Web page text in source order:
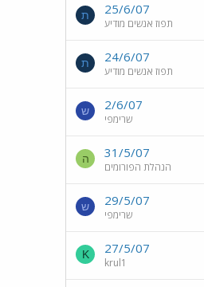
25/6/07
תפוז אנשים מודיע
ת
24/6/07
תפוז אנשים מודיע
ת
2/6/07
שרימפי
ש
31/5/07
הנהלת הפורומים
ה
29/5/07
שרימפי
ש
27/5/07
krul1
K